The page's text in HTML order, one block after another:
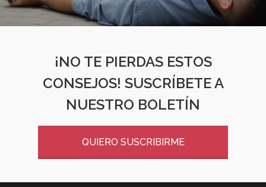
¡NO TE PIERDAS ESTOS
CONSEJOS! SUSCRÍBETE A
NUESTRO BOLETÍN
QUIERO SUSCRIBIRME